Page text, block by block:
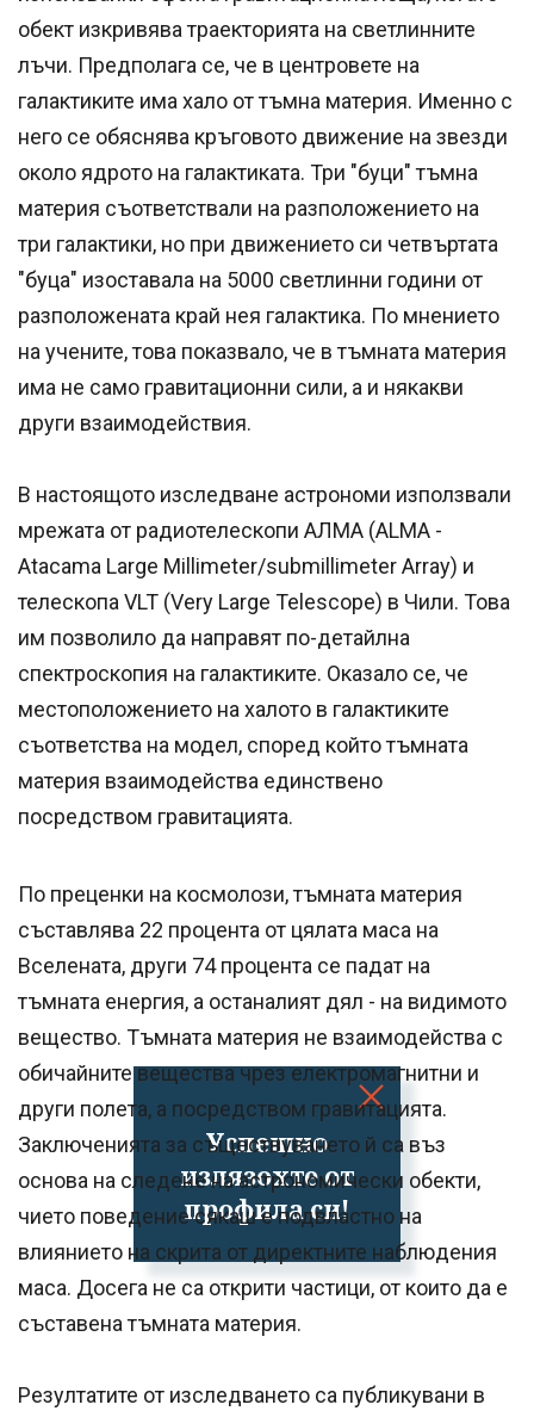
Успешно
излязохте от
профила си!
обект изкривява траекторията на светлинните
лъчи. Предполага се, че в центровете на
галактиките има хало от тъмна материя. Именно с
него се обяснява кръговото движение на звезди
около ядрото на галактиката. Три "буци" тъмна
материя съответствали на разположението на
три галактики, но при движението си четвъртата
"буца" изоставала на 5000 светлинни години от
разположената край нея галактика. По мнението
на учените, това показвало, че в тъмната материя
има не само гравитационни сили, а и някакви
други взаимодействия.
В настоящото изследване астрономи използвали
мрежата от радиотелескопи АЛМА (ALMA -
Atacama Large Millimeter/submillimeter Array) и
телескопа VLT (Very Large Telescope) в Чили. Това
им позволило да направят по-детайлна
спектроскопия на галактиките. Оказало се, че
местоположението на халото в галактиките
съответства на модел, според който тъмната
материя взаимодейства единствено
посредством гравитацията.
По преценки на космолози, тъмната материя
съставлява 22 процента от цялата маса на
Вселената, други 74 процента се падат на
тъмната енергия, а останалият дял - на видимото
вещество. Тъмната материя не взаимодейства с
обичайните вещества чрез електромагнитни и
други полета, а посредством гравитацията.
Заключенията за съществуването й са въз
основа на следене на астрономически обекти,
чието поведение сякаш е подвластно на
влиянието на скрита от директните наблюдения
маса. Досега не са открити частици, от които да е
съставена тъмната материя.
Резултатите от изследването са публикувани в